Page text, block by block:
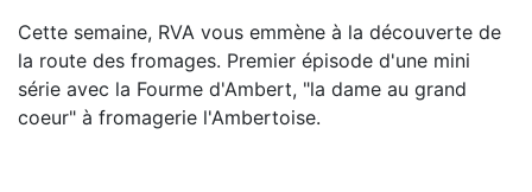
Cette semaine, RVA vous emmène à la découverte de
la route des fromages. Premier épisode d'une mini
série avec la Fourme d'Ambert, "la dame au grand
coeur" à fromagerie l'Ambertoise.